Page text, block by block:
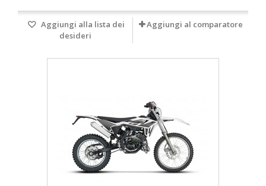
Aggiungi alla lista dei
desideri
Aggiungi al comparatore